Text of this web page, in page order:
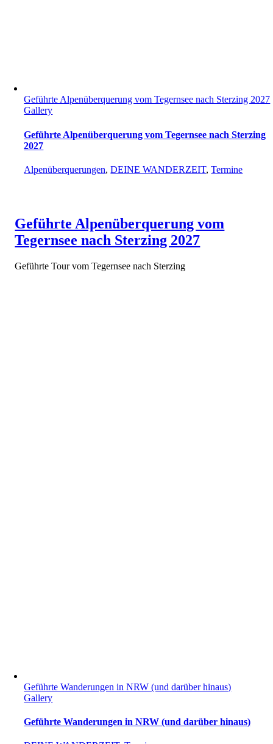
Geführte Alpenüberquerung vom Tegernsee nach Sterzing 2027
Gallery
Geführte Alpenüberquerung vom Tegernsee nach Sterzing
2027
Alpenüberquerungen,DEINE WANDERZEIT,Termine
Geführte Alpenüberquerung vom
Tegernsee nach Sterzing 2027
Geführte Tour vom Tegernsee nach Sterzing
Geführte Wanderungen in NRW (und darüber hinaus)
Gallery
Geführte Wanderungen in NRW (und darüber hinaus)